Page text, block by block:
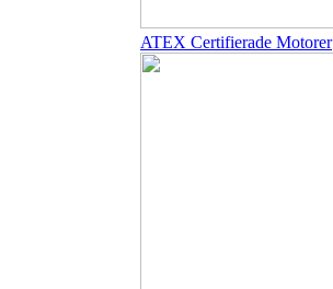
ATEX Certifierade Motorer